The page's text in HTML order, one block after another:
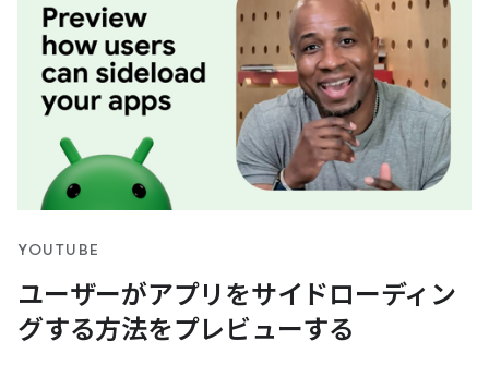
YOUTUBE
ユーザーがアプリをサイドローディン
グする方法をプレビューする